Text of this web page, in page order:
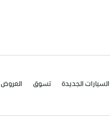
السيارات الجديدة تسوق العروض